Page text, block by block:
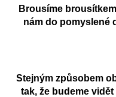
Brousíme
nám do pomyslené
Stejným způsobem
tak, že budeme